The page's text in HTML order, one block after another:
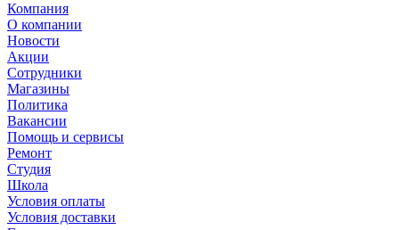
Компания
О компании
Новости
Акции
Сотрудники
Магазины
Политика
Вакансии
Помощь и сервисы
Ремонт
Студия
Школа
Условия оплаты
Условия доставки